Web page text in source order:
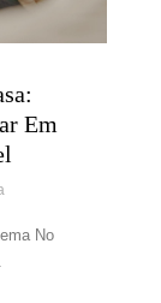
Em
No